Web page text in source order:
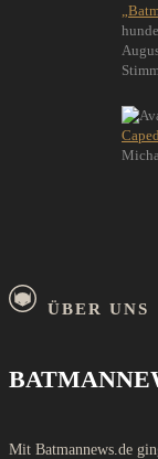
ÜBER UNS
Mit Batmannews.de